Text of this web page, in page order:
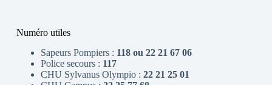
Numéro utiles
Sapeurs Pompiers : 118 ou 22 21 67 06
Police secours : 117
CHU Sylvanus Olympio : 22 21 25 01